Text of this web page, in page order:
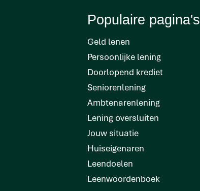
Populaire pagina's
Geld lenen
Persoonlijke lening
Doorlopend krediet
Seniorenlening
Ambtenarenlening
Lening oversluiten
Jouw situatie
Huiseigenaren
Leendoelen
Leenwoordenboek